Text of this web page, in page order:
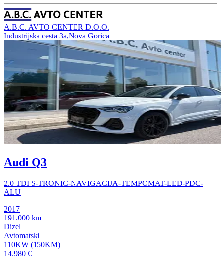
A.B.C. AVTO CENTER D.O.O.
Industrijska cesta 3a,Nova Gorica
Audi Q3
2.0 TDI S-TRONIC-NAVIGACIJA-TEMPOMAT-LED-PDC-
ALU
2017
191.000 km
Dizel
Avtomatski
110KW (150KM)
14.980 €